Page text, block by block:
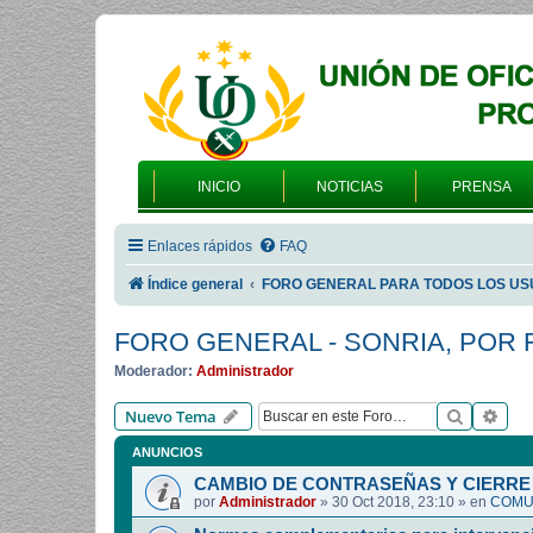
INICIO NOTICIAS PRENSA
Enlaces rápidos FAQ
Índice general FORO GENERAL PARA TODOS LOS
FORO GENERAL - SONRIA, POR
Moderador: Administrador
Nuevo Tema Buscar
ANUNCIOS
CAMBIO DE CONTRASEÑAS Y
por Administrador » 30 Oct 2018, 23:10 » en